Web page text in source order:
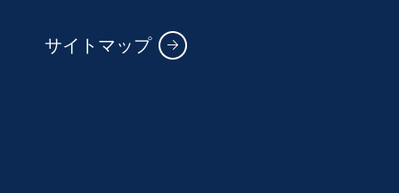
サイトマップ